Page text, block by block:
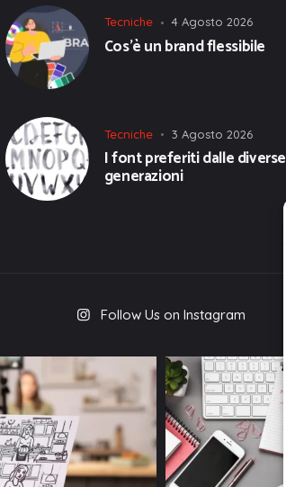
Tecniche 4 Agosto 2026
Cos’è un brand flessibile
Tecniche 3 Agosto 2026
I font preferiti dalle diverse
generazioni
Follow Us on Instagram